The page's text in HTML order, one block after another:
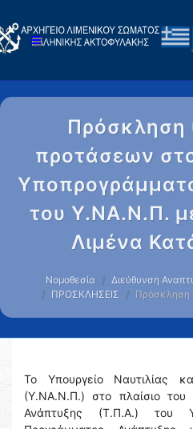
Πρόσκληση
προτάσεων
του Υ.ΝΑ.Ν.Π.
Λιμένα
Νομοθεσία
Διεύθυνση
ΠΡΟΣΚΛΗΣΕΙΣ
Πρόσκληση
Το Υπουργείο Ναυτιλίας
(Υ.ΝΑ.Ν.Π.) στο πλαίσιο του
Ανάπτυξης (Τ.Π.Α.) του